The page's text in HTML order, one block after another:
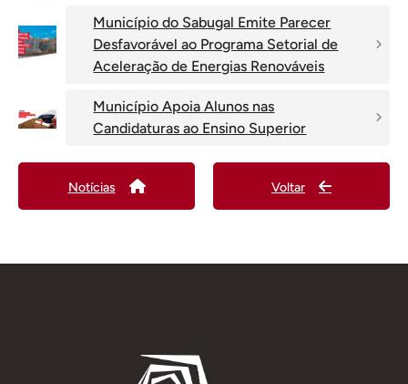
Município do Sabugal Emite Parecer
Desfavorável ao Programa Setorial de
Aceleração de Energias Renováveis
Município Apoia Alunos nas
Candidaturas ao Ensino Superior
Notícias Voltar